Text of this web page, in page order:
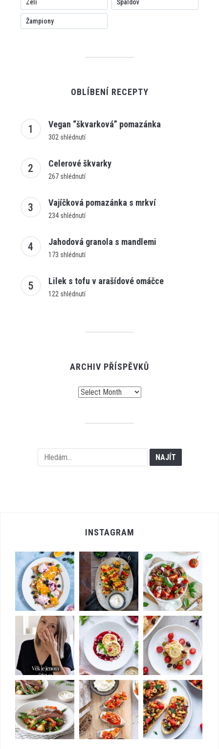
Zelí Špaldov
Žampiony
OBLÍBENÍ RECEPTY
Vegan “škvarková” pomazánka
302 shlédnutí
Celerové škvarky
267 shlédnutí
Vajíčková pomazánka s mrkví
234 shlédnutí
Jahodová granola s mandlemi
173 shlédnutí
Lilek s tofu v arašídové omáčce
122 shlédnutí
ARCHIV PŘÍSPĚVKŮ
INSTAGRAM